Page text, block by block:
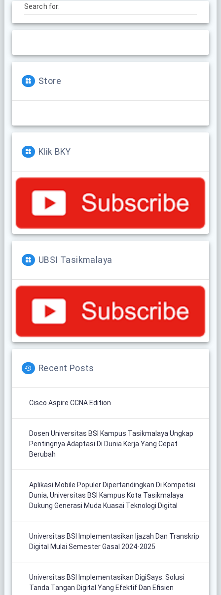
Search for:
Store
Klik BKY
UBSI Tasikmalaya
Recent Posts
Cisco Aspire CCNA Edition
Dosen Universitas BSI Kampus Tasikmalaya Ungkap
Pentingnya Adaptasi Di Dunia Kerja Yang Cepat
Berubah
Aplikasi Mobile Populer Dipertandingkan Di Kompetisi
Dunia, Universitas BSI Kampus Kota Tasikmalaya
Dukung Generasi Muda Kuasai Teknologi Digital
Universitas BSI Implementasikan Ijazah Dan Transkrip
Digital Mulai Semester Gasal 2024-2025
Universitas BSI Implementasikan DigiSays: Solusi
Tanda Tangan Digital Yang Efektif Dan Efisien